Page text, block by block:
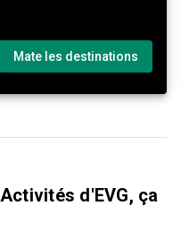
Mate les destinations
d'EVG, ça